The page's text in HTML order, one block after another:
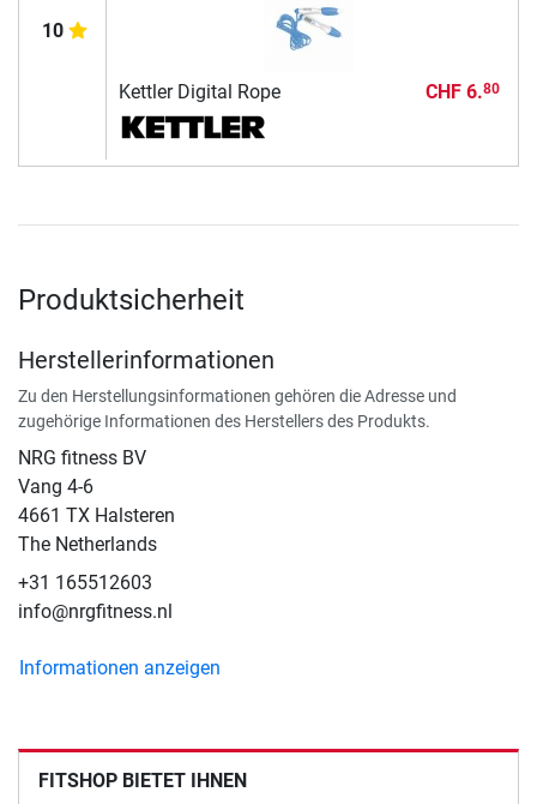
10
Kettler Digital Rope CHF 6.80
Produktsicherheit
Herstellerinformationen
Zu den Herstellungsinformationen gehören die Adresse und
zugehörige Informationen des Herstellers des Produkts.
NRG fitness BV
Vang 4-6
4661 TX Halsteren
The Netherlands
+31 165512603
info@nrgfitness.nl
Informationen anzeigen
FITSHOP BIETET IHNEN